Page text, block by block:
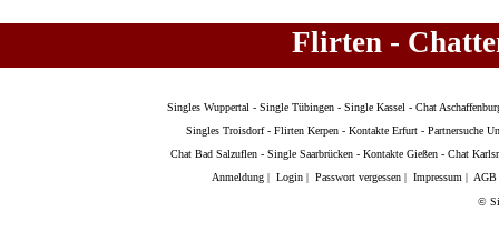
Flirten -
Singles Wuppertal - Single Tübingen - Single Kassel - Chat
Singles Troisdorf- Flirten Kerpen - Kontakte Erfurt - Partnersuche
Chat Bad Salzuflen - Single Saarbrücken - Kontakte Gießen - Chat
Anmeldung | Login | Passwort vergessen | Impressum | AGB
©